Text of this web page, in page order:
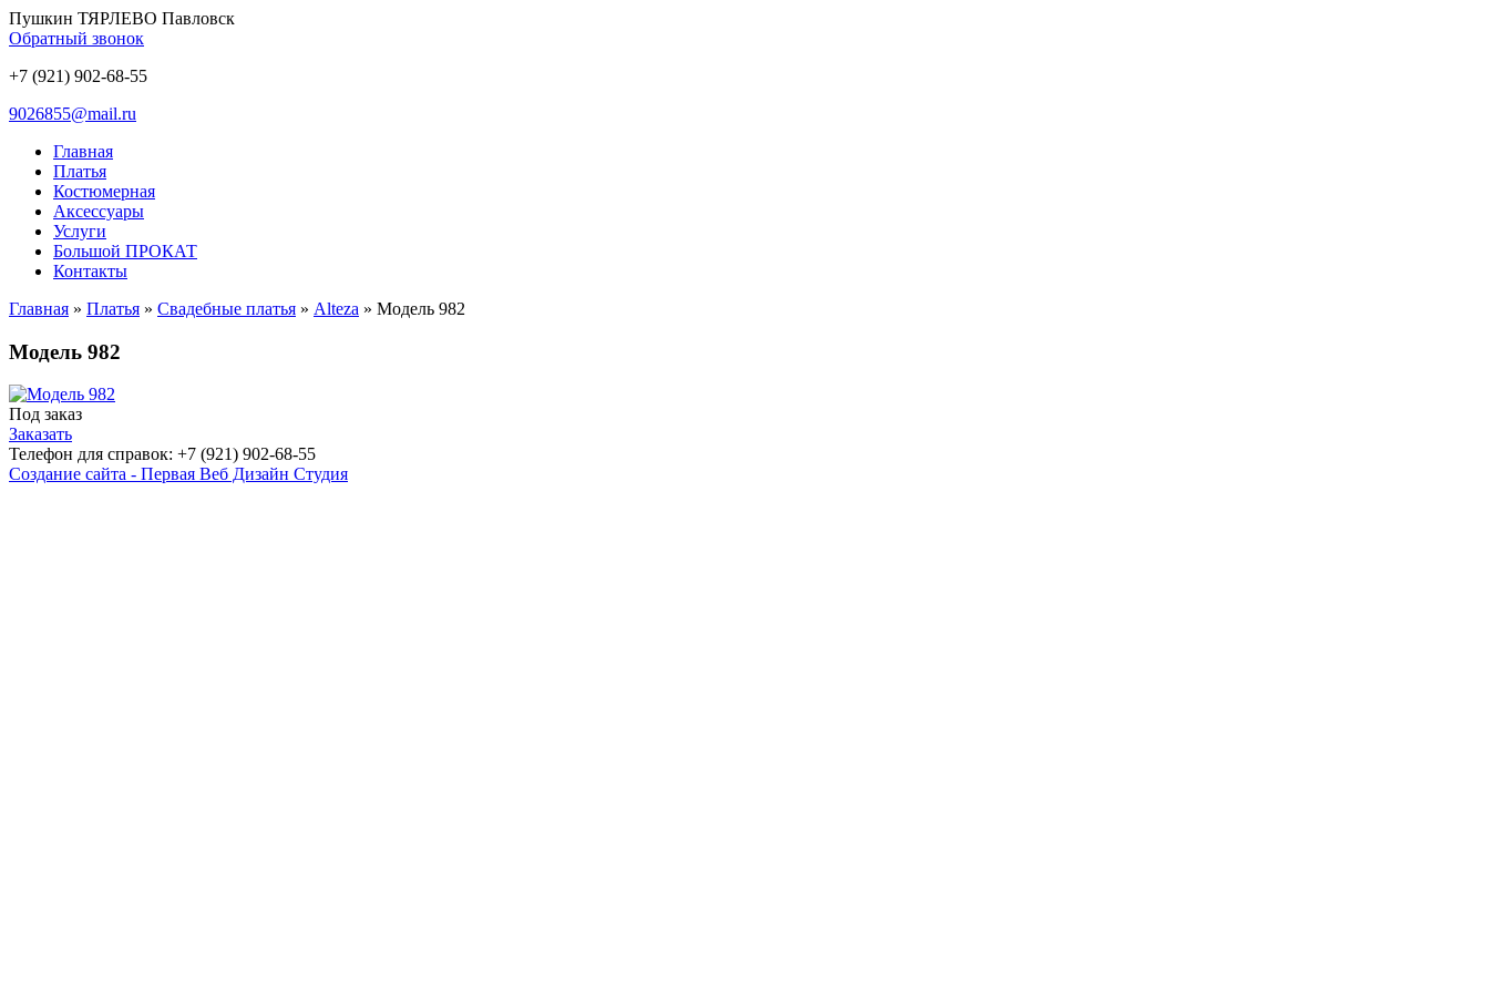
Пушкин ТЯРЛЕВО Павловск
Обратный звонок
+7 (921) 902-68-55
9026855@mail.ru
Главная
Платья
Костюмерная
Аксессуары
Услуги
Большой ПРОКАТ
Контакты
Главная » Платья » Свадебные платья » Alteza » Модель 982
Модель 982
Под заказ
Заказать
Телефон для справок: +7 (921) 902-68-55
Создание сайта - Первая Веб Дизайн Студия